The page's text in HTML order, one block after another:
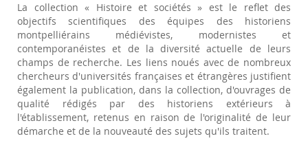
page
La collection « Histoire et sociétés » est le reflet des
objectifs scientifiques des équipes des historiens
montpelliérains médiévistes, modernistes et
contemporanéistes et de la diversité actuelle de leurs
champs de recherche. Les liens noués avec de nombreux
chercheurs d'universités françaises et étrangères justifient
également la publication, dans la collection, d'ouvrages de
qualité rédigés par des historiens extérieurs à
l'établissement, retenus en raison de l'originalité de leur
démarche et de la nouveauté des sujets qu'ils traitent.